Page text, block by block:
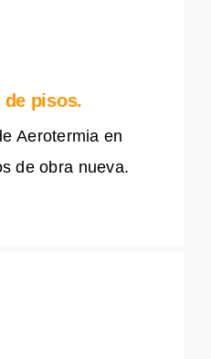
de pisos.
Aerotermia en
de obra nueva.